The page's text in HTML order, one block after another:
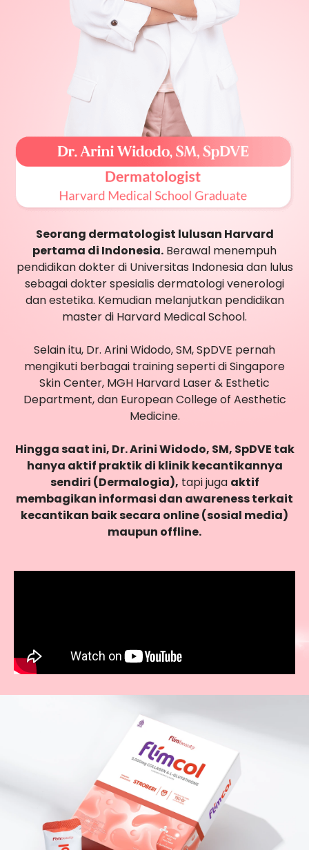
Seorang dermatologist lulusan Harvard
pertama di Indonesia. Berawal menempuh
pendidikan dokter di Universitas Indonesia dan lulus
sebagai dokter spesialis dermatologi venerologi
dan estetika. Kemudian melanjutkan pendidikan
master di Harvard Medical School.
Selain itu, Dr. Arini Widodo, SM, SpDVE pernah
mengikuti berbagai training seperti di Singapore
Skin Center, MGH Harvard Laser & Esthetic
Department, dan European College of Aesthetic
Medicine.
Hingga saat ini, Dr. Arini Widodo, SM, SpDVE tak
hanya aktif praktik di klinik kecantikannya
sendiri (Dermalogia), tapi juga aktif
membagikan informasi dan awareness terkait
kecantikan baik secara online (sosial media)
maupun offline.